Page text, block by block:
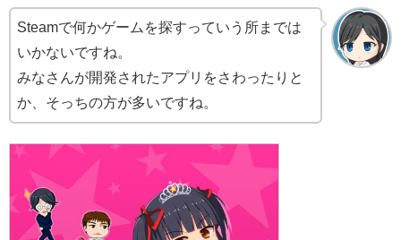
Steamで何かゲームを探すっていう所までは
いかないですね。
みなさんが開発されたアプリをさわったりと
か、そっちの方が多いですね。